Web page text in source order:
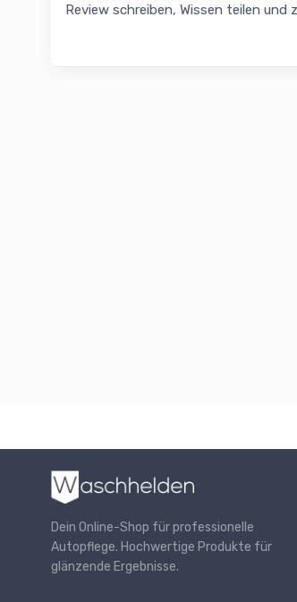
Review schreiben, Wissen teilen und
Dein Online-Shop für professionelle
Autopflege. Hochwertige Produkte für
glänzende Ergebnisse.